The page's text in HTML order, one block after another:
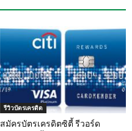
รีวิวบัตรเครดิต
สมัครบัตรเครดิตซิตี้ รีวอร์ด